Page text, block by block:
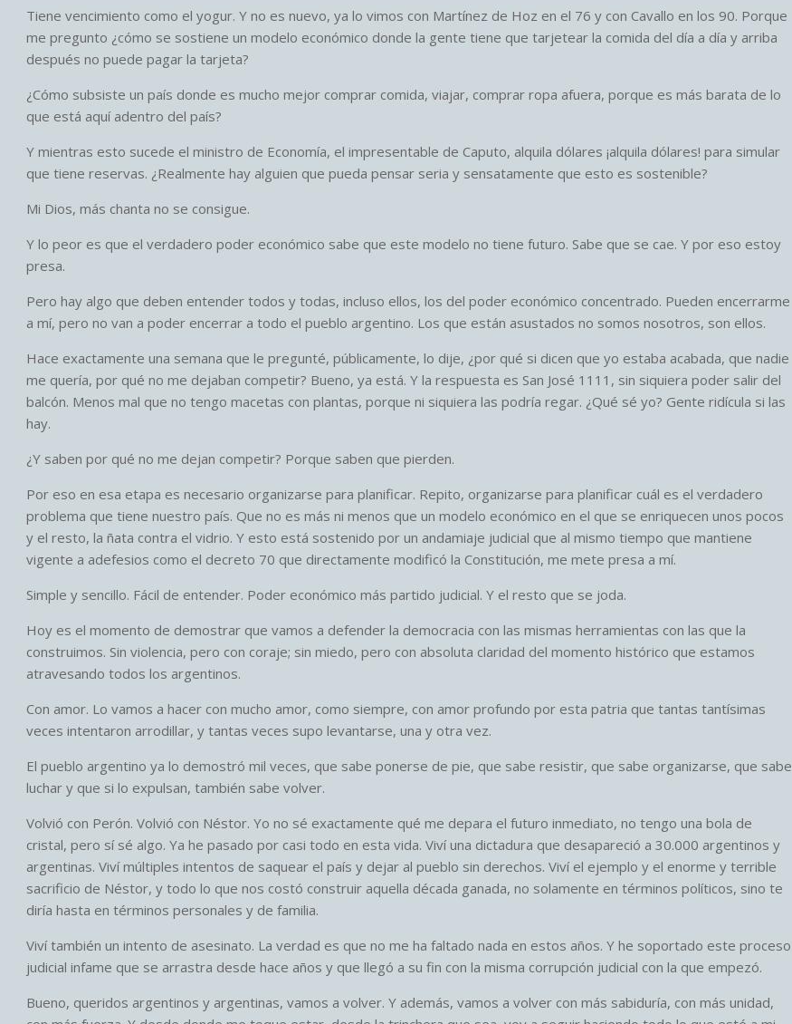
Tiene vencimiento como el yogur. Y no es nuevo, ya lo vimos con Martínez de Hoz en el 76 y con Cavallo en los 90. Porque
me pregunto ¿cómo se sostiene un modelo económico donde la gente tiene que tarjetear la comida del día a día y arriba
después no puede pagar la tarjeta?
¿Cómo subsiste un país donde es mucho mejor comprar comida, viajar, comprar ropa afuera, porque es más barata de lo
que está aquí adentro del país?
Y mientras esto sucede el ministro de Economía, el impresentable de Caputo, alquila dólares ¡alquila dólares! para simular
que tiene reservas. ¿Realmente hay alguien que pueda pensar seria y sensatamente que esto es sostenible?
Mi Dios, más chanta no se consigue.
Y lo peor es que el verdadero poder económico sabe que este modelo no tiene futuro. Sabe que se cae. Y por eso estoy
presa.
Pero hay algo que deben entender todos y todas, incluso ellos, los del poder económico concentrado. Pueden encerrarme
a mí, pero no van a poder encerrar a todo el pueblo argentino. Los que están asustados no somos nosotros, son ellos.
Hace exactamente una semana que le pregunté, públicamente, lo dije, ¿por qué si dicen que yo estaba acabada, que nadie
me quería, por qué no me dejaban competir? Bueno, ya está. Y la respuesta es San José 1111, sin siquiera poder salir del
balcón. Menos mal que no tengo macetas con plantas, porque ni siquiera las podría regar. ¿Qué sé yo? Gente ridícula si las
hay.
¿Y saben por qué no me dejan competir? Porque saben que pierden.
Por eso en esa etapa es necesario organizarse para planificar. Repito, organizarse para planificar cuál es el verdadero
problema que tiene nuestro país. Que no es más ni menos que un modelo económico en el que se enriquecen unos pocos
y el resto, la ñata contra el vidrio. Y esto está sostenido por un andamiaje judicial que al mismo tiempo que mantiene
vigente a adefesios como el decreto 70 que directamente modificó la Constitución, me mete presa a mí.
Simple y sencillo. Fácil de entender. Poder económico más partido judicial. Y el resto que se joda.
Hoy es el momento de demostrar que vamos a defender la democracia con las mismas herramientas con las que la
construimos. Sin violencia, pero con coraje; sin miedo, pero con absoluta claridad del momento histórico que estamos
atravesando todos los argentinos.
Con amor. Lo vamos a hacer con mucho amor, como siempre, con amor profundo por esta patria que tantas tantísimas
veces intentaron arrodillar, y tantas veces supo levantarse, una y otra vez.
El pueblo argentino ya lo demostró mil veces, que sabe ponerse de pie, que sabe resistir, que sabe organizarse, que sabe
luchar y que si lo expulsan, también sabe volver.
Volvió con Perón. Volvió con Néstor. Yo no sé exactamente qué me depara el futuro inmediato, no tengo una bola de
cristal, pero sí sé algo. Ya he pasado por casi todo en esta vida. Viví una dictadura que desapareció a 30.000 argentinos y
argentinas. Viví múltiples intentos de saquear el país y dejar al pueblo sin derechos. Viví el ejemplo y el enorme y terrible
sacrificio de Néstor, y todo lo que nos costó construir aquella década ganada, no solamente en términos políticos, sino te
diría hasta en términos personales y de familia.
Viví también un intento de asesinato. La verdad es que no me ha faltado nada en estos años. Y he soportado este proceso
judicial infame que se arrastra desde hace años y que llegó a su fin con la misma corrupción judicial con la que empezó.
Bueno, queridos argentinos y argentinas, vamos a volver. Y además, vamos a volver con más sabiduría, con más unidad,